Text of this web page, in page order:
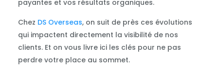
payantes et vos résultats organiques.
Chez DS Overseas, on suit de près ces évolutions
qui impactent directement la visibilité de nos
clients. Et on vous livre ici les clés pour ne pas
perdre votre place au sommet.